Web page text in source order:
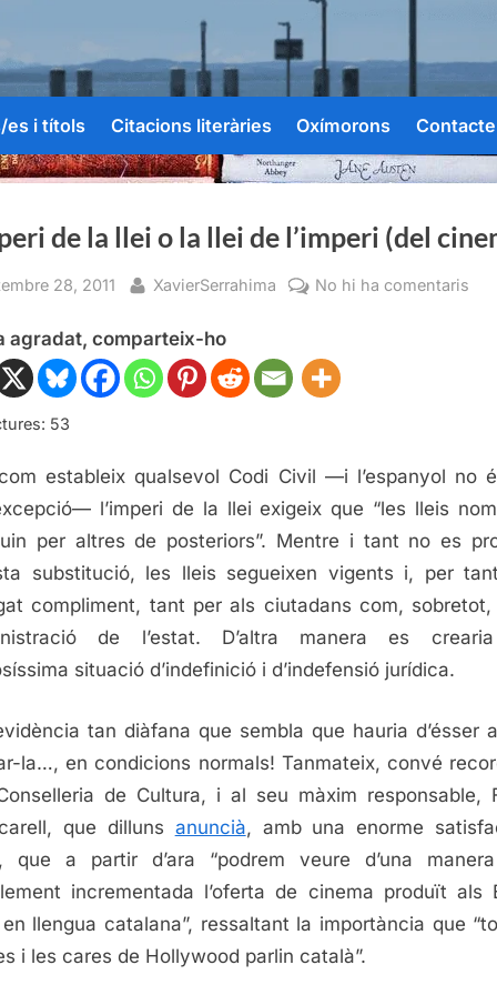
es i títols Citacions literàries Oxímorons Contacte
de la llei o la llei de l’imperi (del
28, 2011 By
XavierSerrahima No hi ha comentaris
llei
de
(del
agradat, comparteix-ho
53
estableix qualsevol Codi Civil —i l’espanyol no
l’imperi de la llei exigeix que “les lleis
per altres de posteriors”. Mentre i tant no es
substitució, les lleis segueixen vigents i, per
compliment, tant per als ciutadans com,
de l’estat. D’altra manera es
situació d’indefinició i d’indefensió jurídica.
tan diàfana que sembla que hauria d’ésser
la…, en condicions normals! Tanmateix, convé
de Cultura, i al seu màxim responsable,
que dilluns anuncià, amb una enorme
que a partir d’ara “podrem veure d’una
incrementada l’oferta de cinema produït als
llengua catalana”, ressaltant la importància que
i les cares de Hollywood parlin català”.